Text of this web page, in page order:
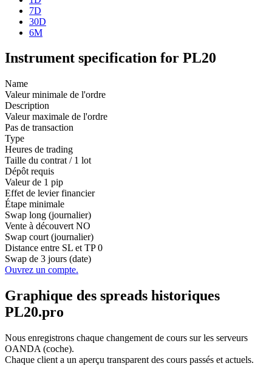
7D
30D
6M
Instrument specification for PL20
Name
Valeur minimale de l'ordre
Description
Valeur maximale de l'ordre
Pas de transaction
Type
Heures de trading
Taille du contrat / 1 lot
Dépôt requis
Valeur de 1 pip
Effet de levier financier
Étape minimale
Swap long (journalier)
Vente à découvert NO
Swap court (journalier)
Distance entre SL et TP 0
Swap de 3 jours (date)
Ouvrez un compte.
Graphique des spreads historiques
PL20.pro
Nous enregistrons chaque changement de cours sur les serveurs
OANDA (coche).
Chaque client a un aperçu transparent des cours passés et actuels.